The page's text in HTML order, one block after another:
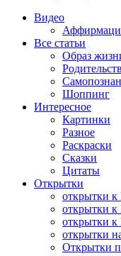
Видео
Все статьи
Образ
Шоппинг
Интересное
Картинки
Разное
Раскраски
Сказки
Цитаты
Открытки
открытки
открытки
открытки к
открытки
Открытки